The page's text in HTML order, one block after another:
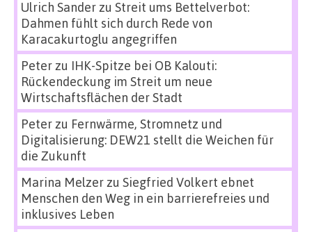
Ulrich Sanderzu Streit ums Bettelverbot:
Dahmen fühlt sich durch Rede von
Karacakurtoglu angegriffen
Peterzu IHK-Spitze bei OB Kalouti:
Rückendeckung im Streit um neue
Wirtschaftsflächen der Stadt
Peterzu Fernwärme, Stromnetz und
Digitalisierung: DEW21 stellt die Weichen für
die Zukunft
Marina Melzerzu Siegfried Volkert ebnet
Menschen den Weg in ein barrierefreies und
inklusives Leben